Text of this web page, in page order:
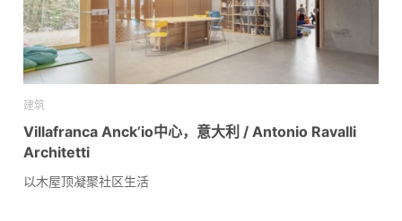
建筑
Villafranca Anck’io中心，意大利 / Antonio Ravalli
Architetti
以木屋顶凝聚社区生活